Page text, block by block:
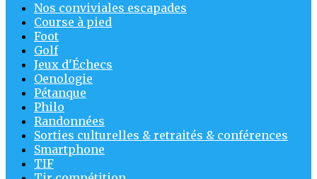
Nos conviviales escapades
Course à pied
Foot
Golf
Jeux d'Échecs
Oenologie
Pétanque
Philo
Randonnées
Sorties culturelles & retraités & conférences
Smartphone
TIF